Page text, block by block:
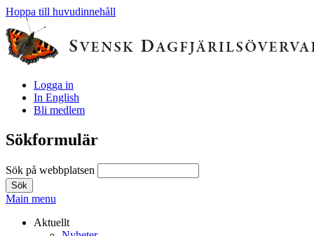
Hoppa till huvudinnehåll
Logga in
In English
Bli medlem
Sökformulär
Sök på webbplatsen
Main menu
Aktuellt